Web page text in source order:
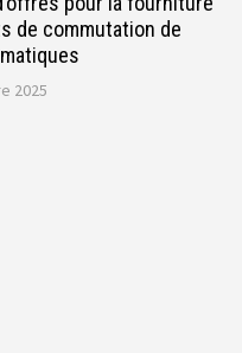
de commutation de
2025